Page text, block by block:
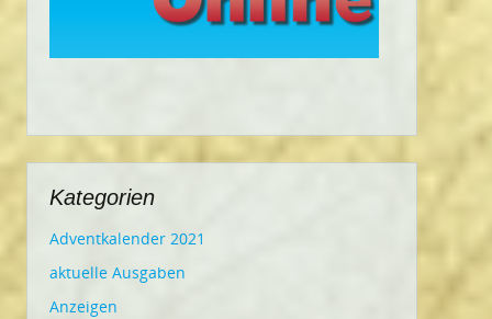
Kategorien
Adventkalender 2021
aktuelle Ausgaben
Anzeigen